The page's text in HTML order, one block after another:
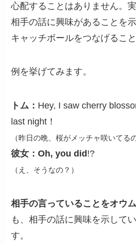
心配することはありません。
相手の話に興味があることを
キャッチボールをつなげるこ
例を挙げてみます。
トム： Hey, I saw cherry
last night！
（昨日の晩、桜がメッチャ咲いてる
彼女：Oh, you did !?
（え、そうなの？）
相手の言っていることをオウ
も、相手の話に興味を示して
す。